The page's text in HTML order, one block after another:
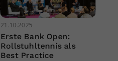
21.10.2025
Erste Bank Open:
Rollstuhltennis als
Best Practice